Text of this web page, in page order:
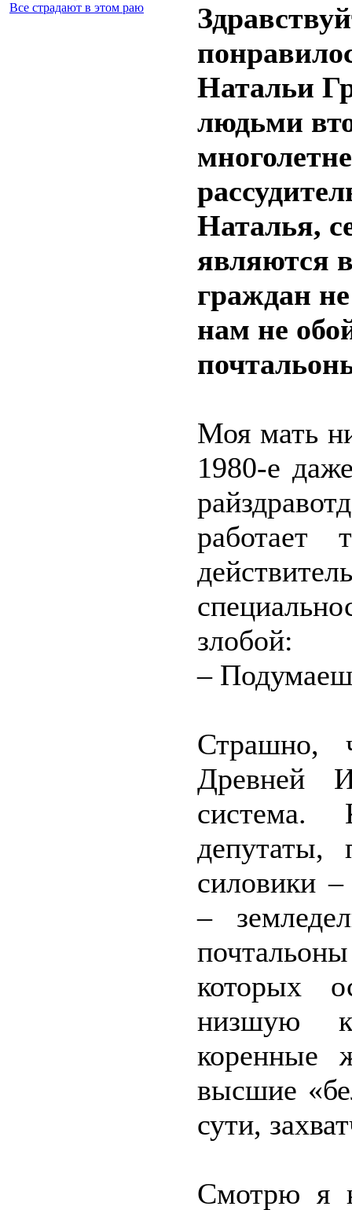
Все страдают в этом раю
Натальи
людьми
Наталья,
являются
граждан
нам не
Моя мать
1980-е
работает
злобой:
–
Страшно,
Древней
система.
депутаты,
силовики
–
которых
низшую
коренные
высшие
сути,
Смотрю я